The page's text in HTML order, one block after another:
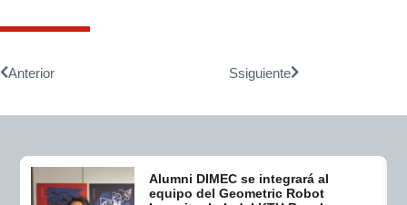
Anterior Ssiguiente
Alumni DIMEC se integrará al
equipo del Geometric Robot